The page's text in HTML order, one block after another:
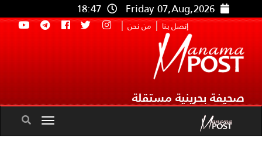
Friday 07,Aug,2026
18:47
إتصل بنا | من نحن |
صحيفة بحرينية مستقلة
Toggle
navigation